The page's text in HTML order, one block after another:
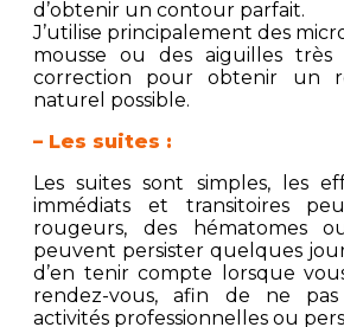
d’obtenir un contour parfait.
J’utilise principalement des
mousse ou des aiguilles très
correction pour obtenir un
naturel possible.
– Les suites :
Les suites sont simples, les
immédiats et transitoires
rougeurs, des hématomes
peuvent persister quelques
d’en tenir compte lorsque
rendez-vous, afin de ne
activités professionnelles ou